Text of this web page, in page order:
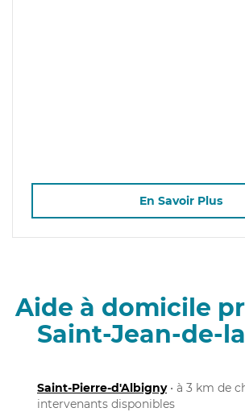
En Savoir Plus
Aide à domicile
Saint-Jean-de-
Saint-Pierre-d'Albigny• à 3 km de
intervenants disponibles